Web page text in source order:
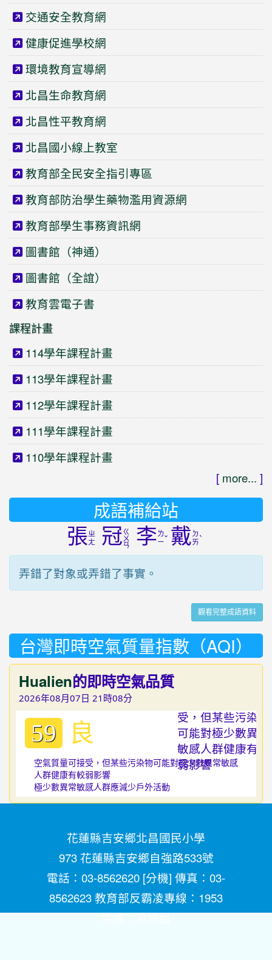
交通安全教育網
健康促進學校網
環境教育宣導網
北昌生命教育網
北昌性平教育網
北昌國小線上教室
教育部全民安全指引專區
教育部防治學生藥物濫用資源網
教育部學生事務資訊網
圖書館（神通）
圖書館（全誼）
教育雲電子書
課程計畫
114學年課程計畫
113學年課程計畫
112學年課程計畫
111學年課程計畫
110學年課程計畫
[ more... ]
成語補給站
張ㄓ
ㄤ
冠ㄍ
ㄨ
ㄢ 李ㄌ
ㄧˇ 戴ㄉ
ㄞˋ
弄錯了對象或弄錯了事實。
觀看完整成語資料
台灣即時空氣質量指數（AQI）
Hualien的即時空氣品質
2026年08月07日 21時08分
59 良
空氣質量可接受，但某些污染物可能對極少數異常敏感
人群健康有較弱影響
極少數異常敏感人群應減少戶外活動
花蓮縣吉安鄉北昌國民小學
973 花蓮縣吉安鄉自強路533號
電話：03-8562620 [分機] 傳真：03-
8562623 教育部反霸凌專線：1953
維護：資訊組